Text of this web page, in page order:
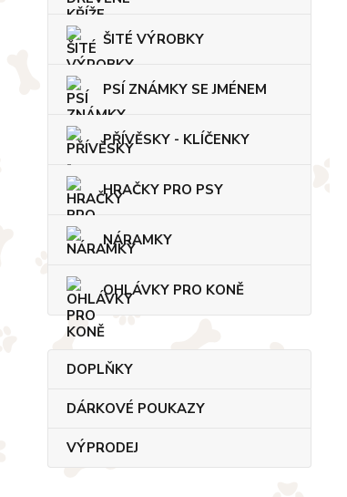
ŠITÉ VÝROBKY
PSÍ ZNÁMKY SE JMÉNEM
PŘÍVĚSKY - KLÍČENKY
HRAČKY PRO PSY
NÁRAMKY
OHLÁVKY PRO KONĚ
DOPLŇKY
DÁRKOVÉ POUKAZY
VÝPRODEJ